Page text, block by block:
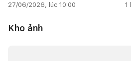
27/06/2026, lúc 10:00 1
Kho ảnh